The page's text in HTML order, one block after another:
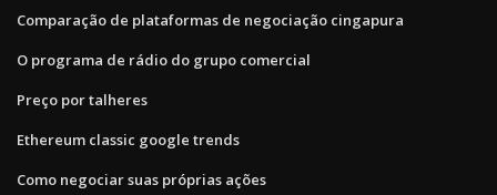
Comparação de plataformas de negociação cingapura
O programa de rádio do grupo comercial
Preço por talheres
Ethereum classic google trends
Como negociar suas próprias ações